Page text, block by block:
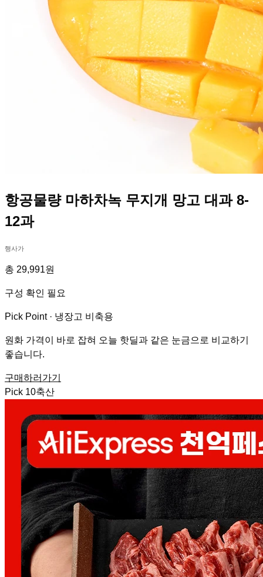
항공물량 마하차녹 무지개 망고 대과 8-
12과
행사가
총 29,991원
구성 확인 필요
Pick Point · 냉장고 비축용
원화 가격이 바로 잡혀 오늘 핫딜과 같은 눈금으로 비교하기
좋습니다.
구매하러가기
Pick 10축산